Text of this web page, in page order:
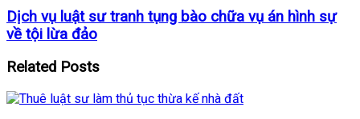
Dịch vụ luật sư tranh tụng bào chữa vụ án hình sự
về tội lừa đảo
Related Posts